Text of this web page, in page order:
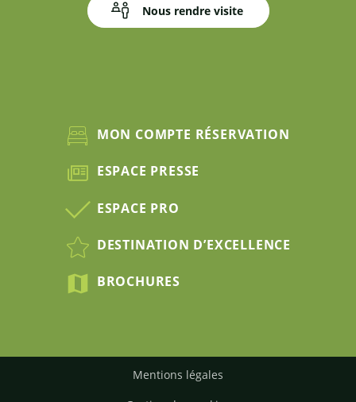
Nous rendre visite
MON COMPTE RÉSERVATION
ESPACE PRESSE
ESPACE PRO
DESTINATION D’EXCELLENCE
BROCHURES
Mentions légales